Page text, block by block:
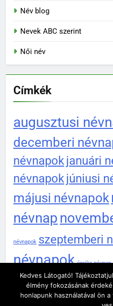
Név blog
Nevek ABC szerint
Női név
Címkék
augusztusi
decemberi
névnapokjanuári
névnapokjúniusi
májusi névnapok
névnap
névnapok szeptemberi
névnapok április névnap
Newsmatic - News
Kedves Látogató!
élmény fokozásának
honlapunk használatával ön